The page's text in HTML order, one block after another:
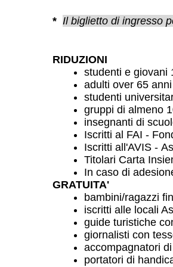
* Il biglietto di ingresso
RIDUZIONI
studenti e giovani
adulti over 65 anni
studenti
gruppi di almeno
insegnanti di
Iscritti al FAI -
Iscritti all'AVIS -
Titolari Carta
In caso di
GRATUITA'
bambini/ragazzi
iscritti alle locali
guide turistiche
giornalisti con
accompagnatori
portatori di